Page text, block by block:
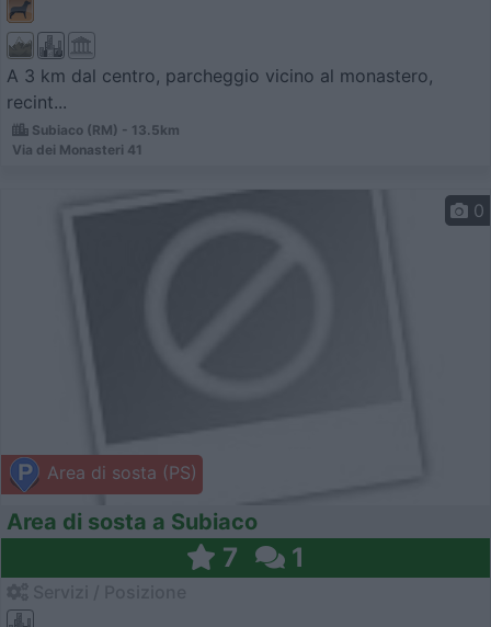
A 3 km dal centro, parcheggio vicino al monastero,
recint...
Subiaco (RM) - 13.5km
Via dei Monasteri 41
Area di sosta (PS)
0
Area di sosta a Subiaco
7 1